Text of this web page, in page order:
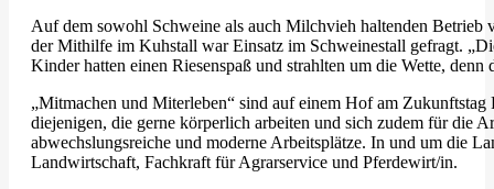
Auf dem sowohl Schweine als auch Milchvieh haltenden
der Mithilfe im Kuhstall war Einsatz im Schweinestall gefragt.
Kinder hatten einen Riesenspaß und strahlten um die Wette,
„Mitmachen und Miterleben“ sind auf einem Hof am
diejenigen, die gerne körperlich arbeiten und sich zudem für die
abwechslungsreiche und moderne Arbeitsplätze. In und um die
Landwirtschaft, Fachkraft für Agrarservice und Pferdewirt/in.